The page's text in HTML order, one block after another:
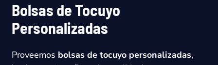
Bolsas de Tocuyo
Personalizadas
Proveemos bolsas de tocuyo personalizadas,